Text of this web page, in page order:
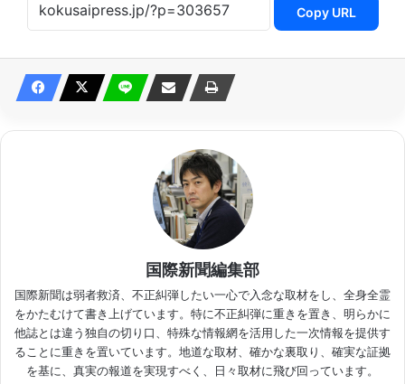
Copy URL
国際新聞編集部
国際新聞は弱者救済、不正糾弾したい一心で入念な取材をし、全身全霊
をかたむけて書き上げています。特に不正糾弾に重きを置き、明らかに
他誌とは違う独自の切り口、特殊な情報網を活用した一次情報を提供す
ることに重きを置いています。地道な取材、確かな裏取り、確実な証拠
を基に、真実の報道を実現すべく、日々取材に飛び回っています。